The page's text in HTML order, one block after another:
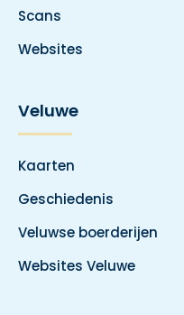
Scans
Websites
Veluwe
Kaarten
Geschiedenis
Veluwse boerderijen
Websites Veluwe